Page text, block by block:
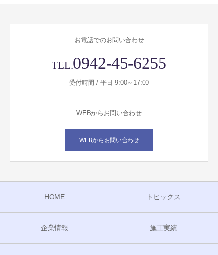
お電話でのお問い合わせ
TEL.0942-45-6255
受付時間 / 平日 9:00～17:00
WEBからお問い合わせ
WEBからお問い合わせ
HOME トピックス
企業情報 施工実績